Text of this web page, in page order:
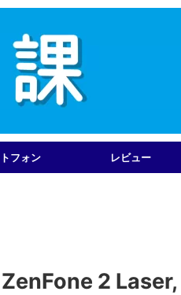
フォン レビュー
2 Laser,